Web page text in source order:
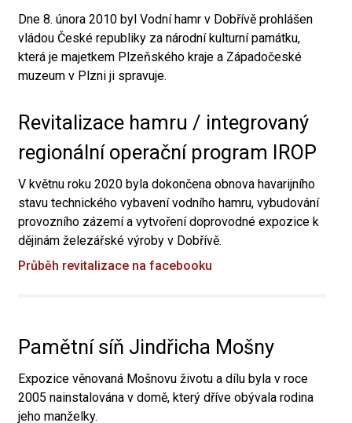
Dne 8. února 2010 byl Vodní hamr v Dobřívě prohlášen
vládou České republiky za národní kulturní památku,
která je majetkem Plzeňského kraje a Západočeské
muzeum v Plzni ji spravuje.
Revitalizace hamru / integrovaný
regionální operační program IROP
V květnu roku 2020 byla dokončena obnova havarijního
stavu technického vybavení vodního hamru, vybudování
provozního zázemí a vytvoření doprovodné expozice k
dějinám železářské výroby v Dobřívě.
Průběh revitalizace na facebooku
Pamětní síň Jindřicha Mošny
Expozice věnovaná Mošnovu životu a dílu byla v roce
2005 nainstalována v domě, který dříve obývala rodina
jeho manželky.